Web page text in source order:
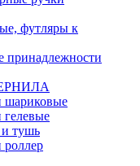
футляры к
шариковые
и тушь
роллер